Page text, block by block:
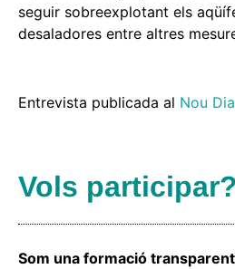
seguir sobreexplotant els
desaladores entre altres
Entrevista publicada al Nou
Vols participar?
Som una formació